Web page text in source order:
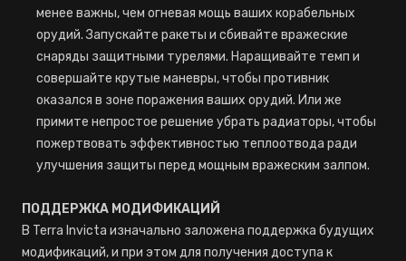
менее важны, чем огневая мощь ваших корабельных
орудий. Запускайте ракеты и сбивайте вражеские
снаряды защитными турелями. Наращивайте темп и
совершайте крутые маневры, чтобы противник
оказался в зоне поражения ваших орудий. Или же
примите непростое решение убрать радиаторы, чтобы
пожертвовать эффективностью теплоотвода ради
улучшения защиты перед мощным вражеским залпом.
ПОДДЕРЖКА МОДИФИКАЦИЙ
В Terra Invicta изначально заложена поддержка будущих
модификаций, и при этом для получения доступа к